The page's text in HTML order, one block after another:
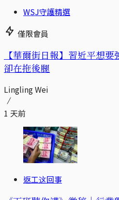
WSJ守護精選
僅限會員
【華爾街日報】習近平想
卻在拖後腿
Lingling Wei
1 天前
返工这回事